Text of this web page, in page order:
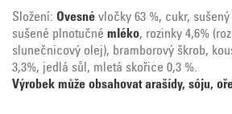
Složení: Ovesné vločky 63 %, cukr,
sušené plnotučné mléko, rozinky 4,6%
slunečnicový olej), bramborový škrob,
3,3%, jedlá sůl, mletá skořice 0,3 %.
Výrobek může obsahovat arašídy, sóju,